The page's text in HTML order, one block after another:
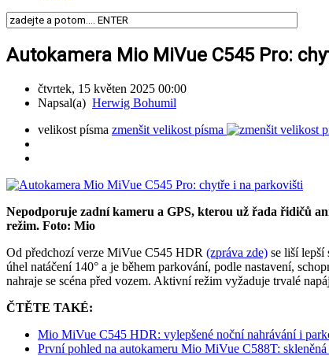
Autokamera Mio MiVue C545 Pro:
čtvrtek, 15 květen 2025 00:00
Napsal(a) Herwig Bohumil
velikost písma zmenšit velikost písma
Nepodporuje zadní kameru a GPS, kterou už řada řidičů
režim. Foto: Mio
Od předchozí verze MiVue C545 HDR (zpráva zde) se liší lepší
úhel natáčení 140° a je během parkování, podle nastavení,
nahraje se scéna před vozem. Aktivní režim vyžaduje trvalé
ČTĚTE TAKÉ:
Mio MiVue C545 HDR: vylepšené noční nahrávání i
První pohled na autokameru Mio MiVue C588T: